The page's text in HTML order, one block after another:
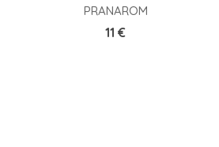
PRANAROM
Prix
11 €